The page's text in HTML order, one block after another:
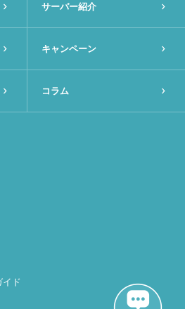
サーバー紹介
キャンペーン
コラム
イド